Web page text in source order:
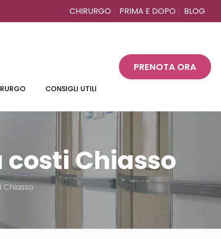
CHIRURGO PRIMA E DOPO BLOG
CONSIGLI UTILI
PRENOTA ORA
Chiasso